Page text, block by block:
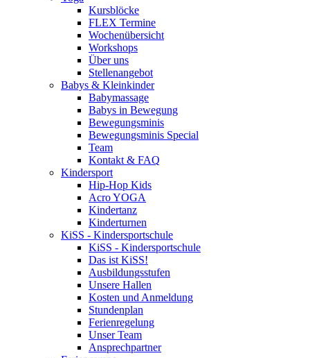
Kursblöcke
FLEX Termine
Wochenübersicht
Workshops
Über uns
Stellenangebot
Babys & Kleinkinder
Babymassage
Babys in Bewegung
Bewegungsminis
Bewegungsminis Special
Team
Kontakt & FAQ
Kindersport
Hip-Hop Kids
Acro YOGA
Kindertanz
Kinderturnen
KiSS - Kindersportschule
KiSS - Kindersportschule
Das ist KiSS!
Ausbildungsstufen
Unsere Hallen
Kosten und Anmeldung
Stundenplan
Ferienregelung
Unser Team
Ansprechpartner